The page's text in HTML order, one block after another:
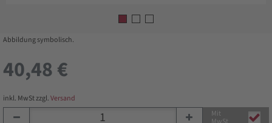
Abbildung symbolisch.
40,48 €
inkl. MwSt zzgl.Versand
Mit